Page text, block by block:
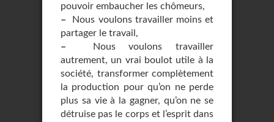
pouvoir embaucher les chômeurs,
– Nous voulons travailler moins et
partager le travail,
– Nous voulons travailler
autrement, un vrai boulot utile à la
société, transformer complètement
la production pour qu’on ne perde
plus sa vie à la gagner, qu’on ne se
détruise pas le corps et l’esprit dans